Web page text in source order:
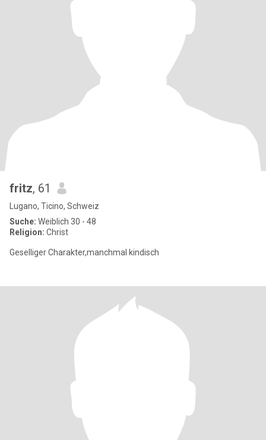
fritz, 61
Lugano, Ticino, Schweiz
Suche: Weiblich 30 - 48
Religion: Christ
Geselliger Charakter,manchmal kindisch